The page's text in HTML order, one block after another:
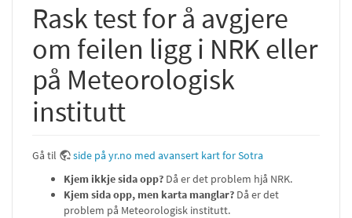
Rask test for å avgjere
om feilen ligg i NRK eller
på Meteorologisk
institutt
Gå til
side på yr.no med avansert kart for Sotra
Kjem ikkje sida opp? Då er det problem hjå NRK.
Kjem sida opp, men karta manglar? Då er det
problem på Meteorologisk institutt.